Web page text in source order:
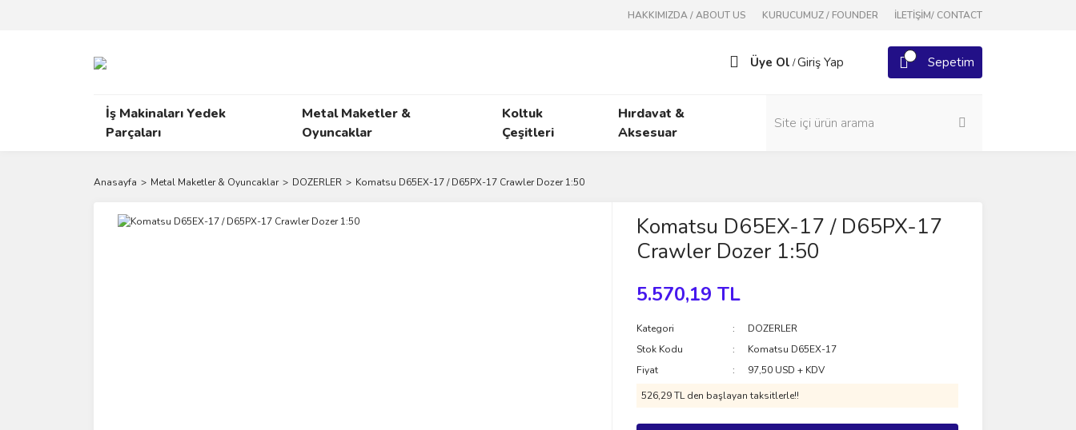
HAKKIMIZDA / ABOUT US KURUCUMUZ / FOUNDER İLETİŞİM/ CONTACT
Üye Ol /Giriş Yap Sepetim
İş Makinaları Yedek
Parçaları
Metal Maketler &
Oyuncaklar
Koltuk
Çeşitleri
Hırdavat &
Aksesuar
Anasayfa Metal Maketler & Oyuncaklar DOZERLER Komatsu D65EX-17 / D65PX-17 Crawler Dozer 1:50
Komatsu D65EX-17 / D65PX-17
Crawler Dozer 1:50
5.570,19 TL
Kategori
DOZERLER
Stok Kodu
Komatsu D65EX-17
Fiyat
97,50 USD + KDV
526,29 TL den başlayan taksitlerle!!